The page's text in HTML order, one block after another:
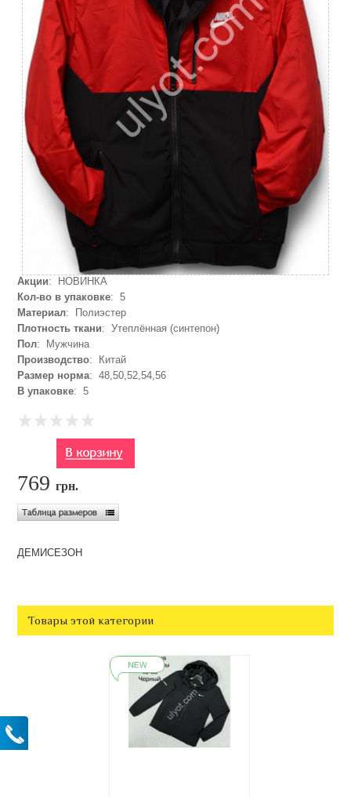
Акции: НОВИНКА
Кол-во в упаковке: 5
Материал: Полиэстер
Плотность ткани: Утеплённая (синтепон)
Пол: Мужчина
Производство: Китай
Размер норма: 48,50,52,54,56
В упаковке: 5
769грн.
ДЕМИСЕЗОН
Товары этой категории